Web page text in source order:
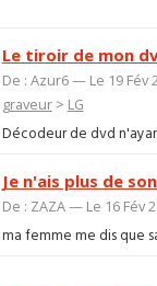
Le tiroir de mon
De : Azur6 — Le 19 Fév
graveur> LG
Décodeur de dvd
Je n'ais plus de
De : ZAZA — Le 16 Fév
ma femme me dis que